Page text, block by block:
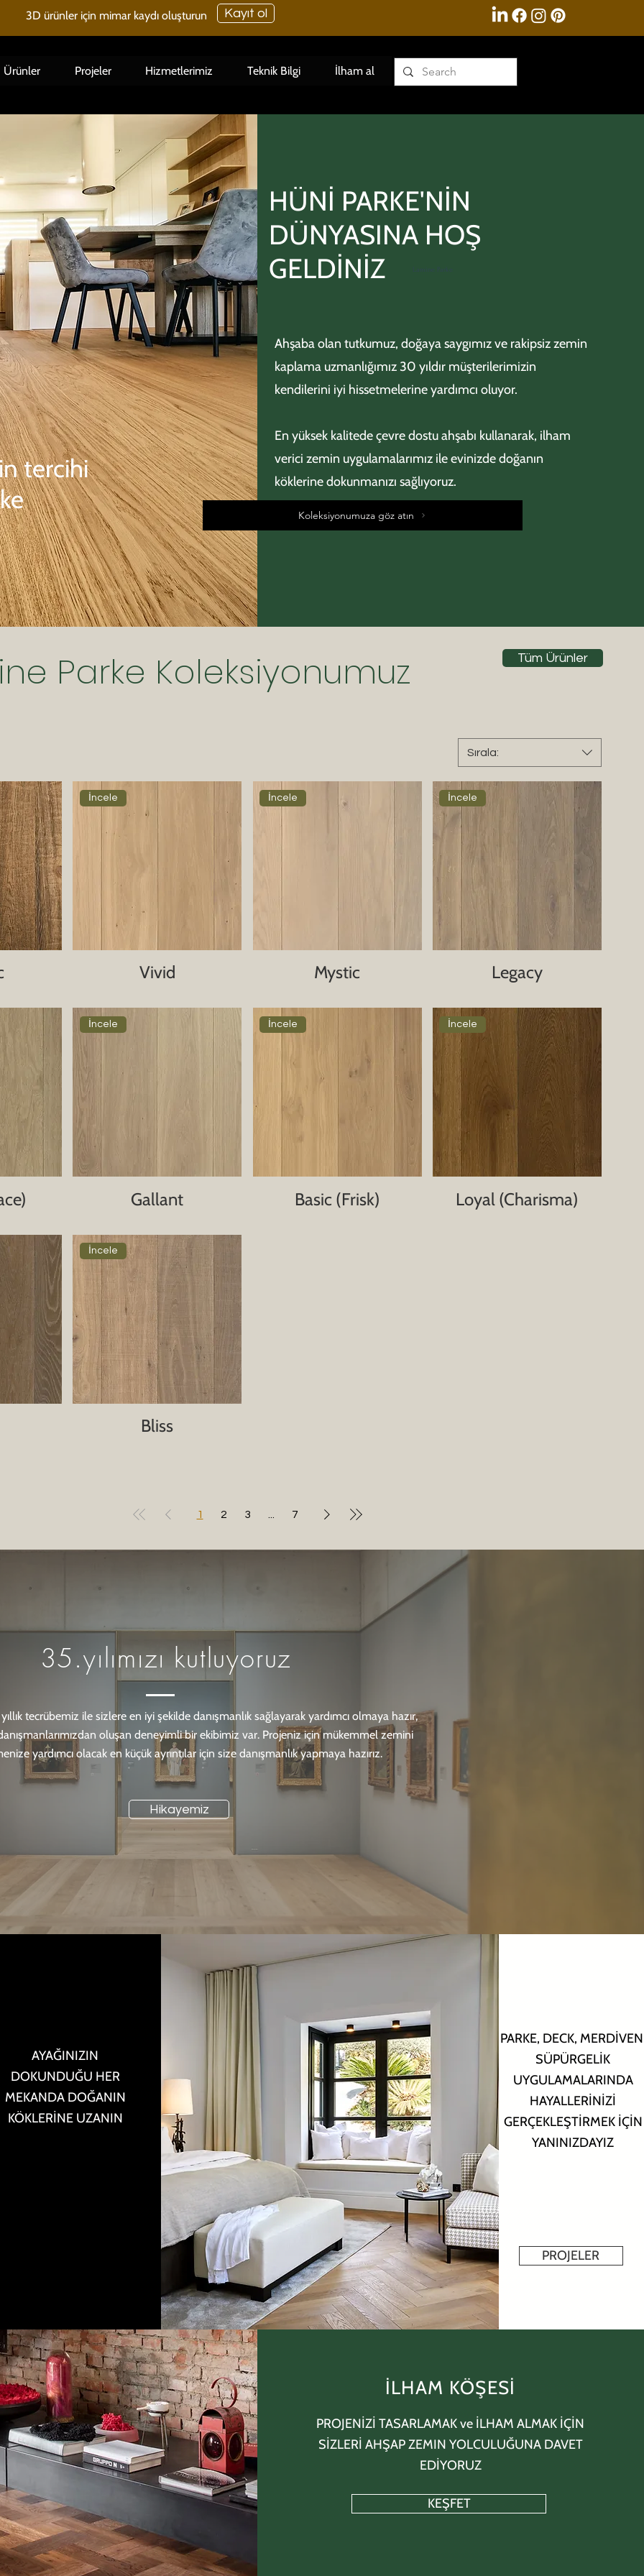
3D ürünler için mimar kaydı oluşturun Kayıt ol
Ürünler Projeler Hizmetlerimiz Teknik Bilgi İlham al
tercihi
HÜNİ PARKE'NİN
DÜNYASINA HOŞ
GELDİNİZ
Lamine Parke
Ahşaba olan tutkumuz, doğaya saygımız ve rakipsiz zemin
kaplama uzmanlığımız 30 yıldır müşterilerimizin
kendilerini iyi hissetmelerine yardımcı oluyor.
En yüksek kalitede çevre dostu ahşabı kullanarak, ilham
verici zemin uygulamalarımız ile evinizde doğanın
köklerine dokunmanızı sağlıyoruz.
Koleksiyonumuza göz atın
Parke Koleksiyonumuz Tüm Ürünler
Sırala:
İncele
Vivid
İncele
Mystic
İncele
Legacy
İncele
Gallant
İncele
Basic (Frisk)
İncele
Loyal (Charisma)
İncele
Bliss
1 2 3 7
35.yılımızı kutluyoruz
tecrübemiz ile sizlere en iyi şekilde danışmanlık sağlayarak yardımcı olmaya hazır,
oluşan deneyimli bir ekibimiz var. Projeniz için mükemmel zemini
yardımcı olacak en küçük ayrıntılar için size danışmanlık yapmaya hazırız.
Hikayemiz
AYAĞINIZIN
DOKUNDUĞU HER
MEKANDA DOĞANIN
KÖKLERİNE UZANIN
PARKE, DECK,
SÜPÜRGELİK
UYGULAMALARINDA
HAYALLERİNİZİ
GERÇEKLEŞTİRMEK İÇİN
YANINIZDAYIZ
PROJELER
İLHAM KÖŞESİ
PROJENİZİ TASARLAMAK ve İLHAM ALMAK İÇİN
SİZLERİ AHŞAP ZEMIN YOLCULUĞUNA DAVET
EDİYORUZ
KEŞFET